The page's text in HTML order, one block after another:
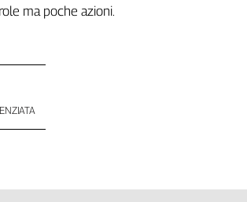
ma poche azioni.